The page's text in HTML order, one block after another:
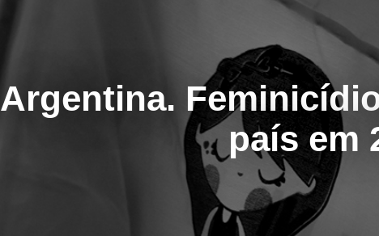
Argentina.
país em